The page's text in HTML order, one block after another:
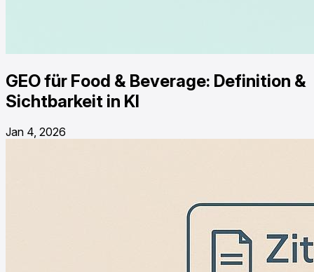
GEO für Food & Beverage: Definition &
Sichtbarkeit in KI
Jan 4, 2026